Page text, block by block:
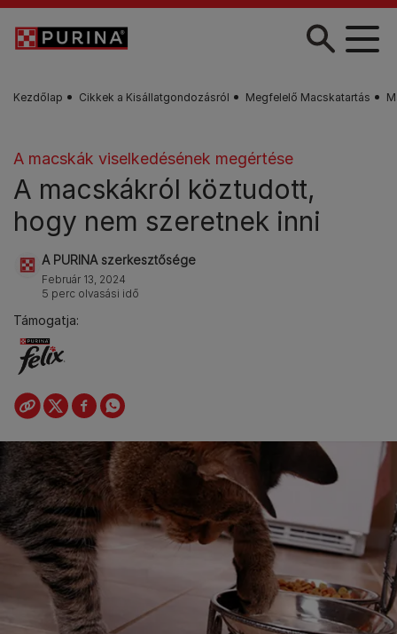
Skip to main content
Kezdőlap Cikkek a Kisállatgondozásról Megfelelő Macskatartás
A macskák viselkedésének megértése
A macskákról köztudott,
hogy nem szeretnek inni
A PURINA szerkesztősége
Február 13, 2024
5 perc olvasási idő
Támogatja: